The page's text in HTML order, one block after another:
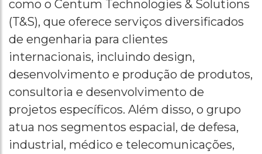
como o Centum Technologies & Solutions
(T&S), que oferece serviços diversificados
de engenharia para clientes
internacionais, incluindo design,
desenvolvimento e produção de produtos,
consultoria e desenvolvimento de
projetos específicos. Além disso, o grupo
atua nos segmentos espacial, de defesa,
industrial, médico e telecomunicações,